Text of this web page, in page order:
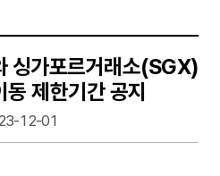
싱가포르거래소(SGX)
제한기간 공지
12-01